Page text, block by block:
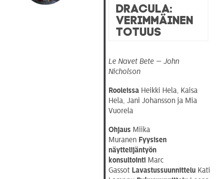
Dracula:
Verimmäinen
totuus
Le Navet Bete — John
Nicholson
RooleissaHeikki Hela, Kaisa
Hela, Jani Johansson ja Mia
Vuorela
OhjausMiika
Muranen Fyysisen
näyttelijäntyön
konsultointiMarc
Gassot LavastussuunnitteluKati